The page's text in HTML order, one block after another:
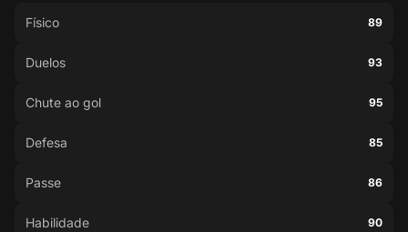
Físico 89
Duelos 93
Chute ao gol 95
Defesa 85
Passe 86
Habilidade 90